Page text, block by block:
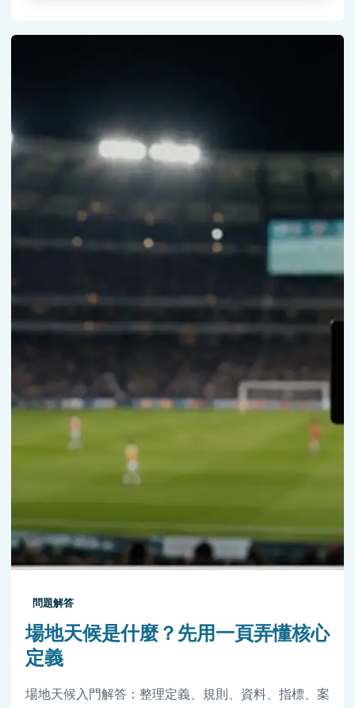
問題解答
場地天候是什麼？先用一頁弄懂核心
定義
場地天候入門解答：整理定義、規則、資料、指標、案